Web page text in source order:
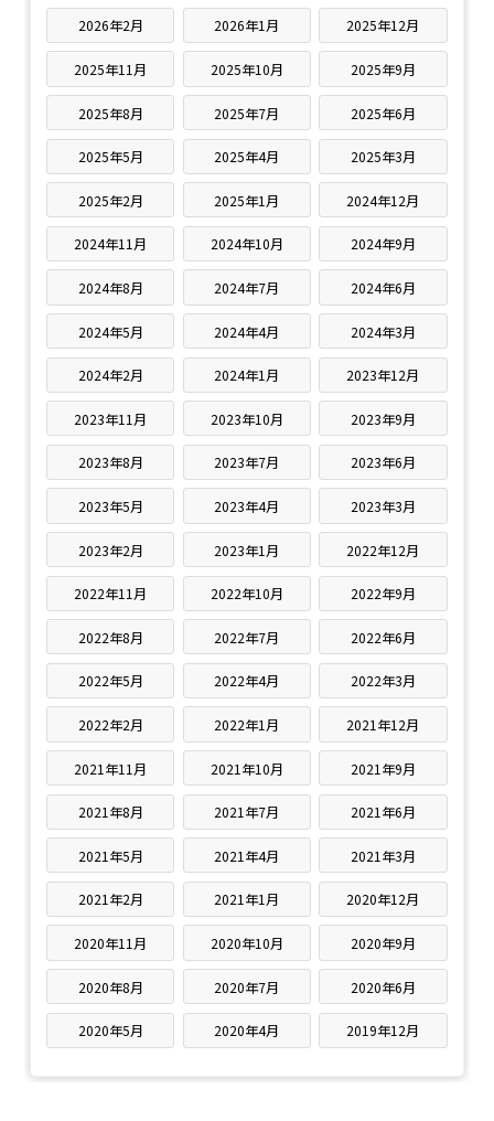
2026年2月 2026年1月 2025年12月
2025年11月 2025年10月 2025年9月
2025年8月 2025年7月 2025年6月
2025年5月 2025年4月 2025年3月
2025年2月 2025年1月 2024年12月
2024年11月 2024年10月 2024年9月
2024年8月 2024年7月 2024年6月
2024年5月 2024年4月 2024年3月
2024年2月 2024年1月 2023年12月
2023年11月 2023年10月 2023年9月
2023年8月 2023年7月 2023年6月
2023年5月 2023年4月 2023年3月
2023年2月 2023年1月 2022年12月
2022年11月 2022年10月 2022年9月
2022年8月 2022年7月 2022年6月
2022年5月 2022年4月 2022年3月
2022年2月 2022年1月 2021年12月
2021年11月 2021年10月 2021年9月
2021年8月 2021年7月 2021年6月
2021年5月 2021年4月 2021年3月
2021年2月 2021年1月 2020年12月
2020年11月 2020年10月 2020年9月
2020年8月 2020年7月 2020年6月
2020年5月 2020年4月 2019年12月